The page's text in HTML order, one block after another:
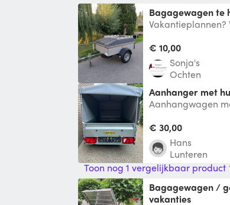
Bagagewagen
Vakantieplannen?
auto g
€ 10,00
Sonja's
Ochten
Aanhanger met
Aanhangwagen
€ 30,00
Hans
Lunteren
Toon nog 1 vergelijkbaar product
Bagagewagen / gesloten aanhanger voor o.a.
vakanties